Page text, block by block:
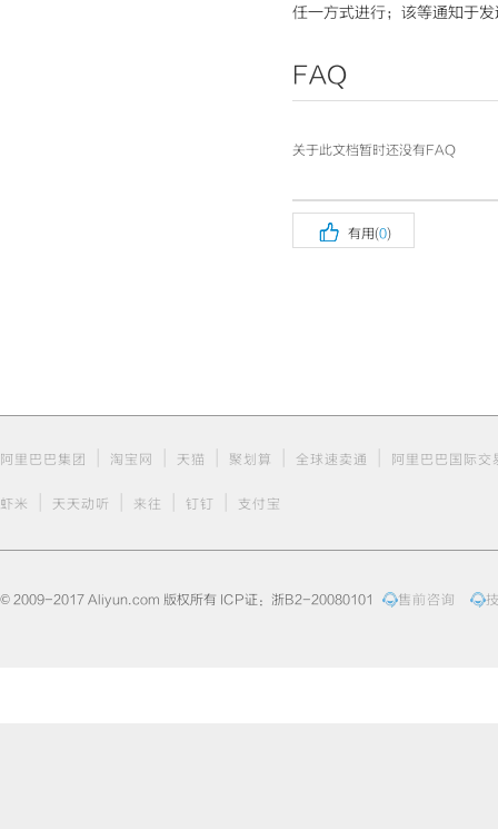
任一方式进行；该等通知于
FAQ
关于此文档暂时还没有FAQ
 有用(0)
阿里巴巴集团 淘宝网 天猫 聚划算 全球速卖通 阿里巴巴国际交
虾米 天天动听 来往 钉钉 支付宝
© 2009-2017 Aliyun.com 版权所有 ICP证：浙B2-20080101 售前咨询